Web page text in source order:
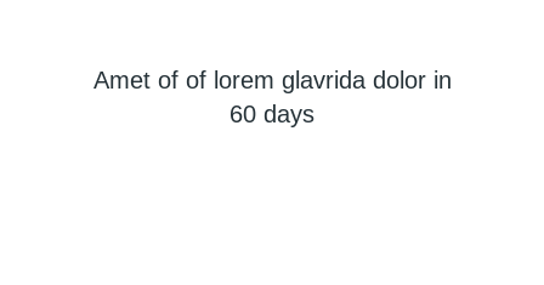
Amet of of lorem glavrida dolor in
60 days